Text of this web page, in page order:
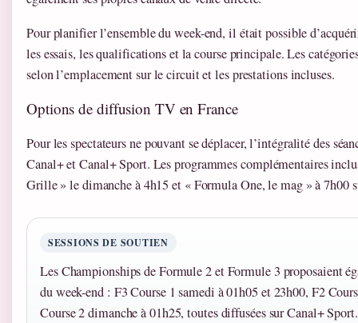
Pour planifier l’ensemble du week-end, il était possible
les essais, les qualifications et la course principale. Les
selon l’emplacement sur le circuit et les prestations incluses.
Options de diffusion TV en France
Pour les spectateurs ne pouvant se déplacer, l’intégralité des
Canal+ et Canal+ Sport. Les programmes complémentaires
Grille » le dimanche à 4h15 et « Formula One, le mag » à 7h00
SESSIONS DE SOUTIEN
Les Championships de Formule 2 et Formule 3 proposaient
du week-end : F3 Course 1 samedi à 01h05 et 23h00, F2
Course 2 dimanche à 01h25, toutes diffusées sur Canal+ Sport.